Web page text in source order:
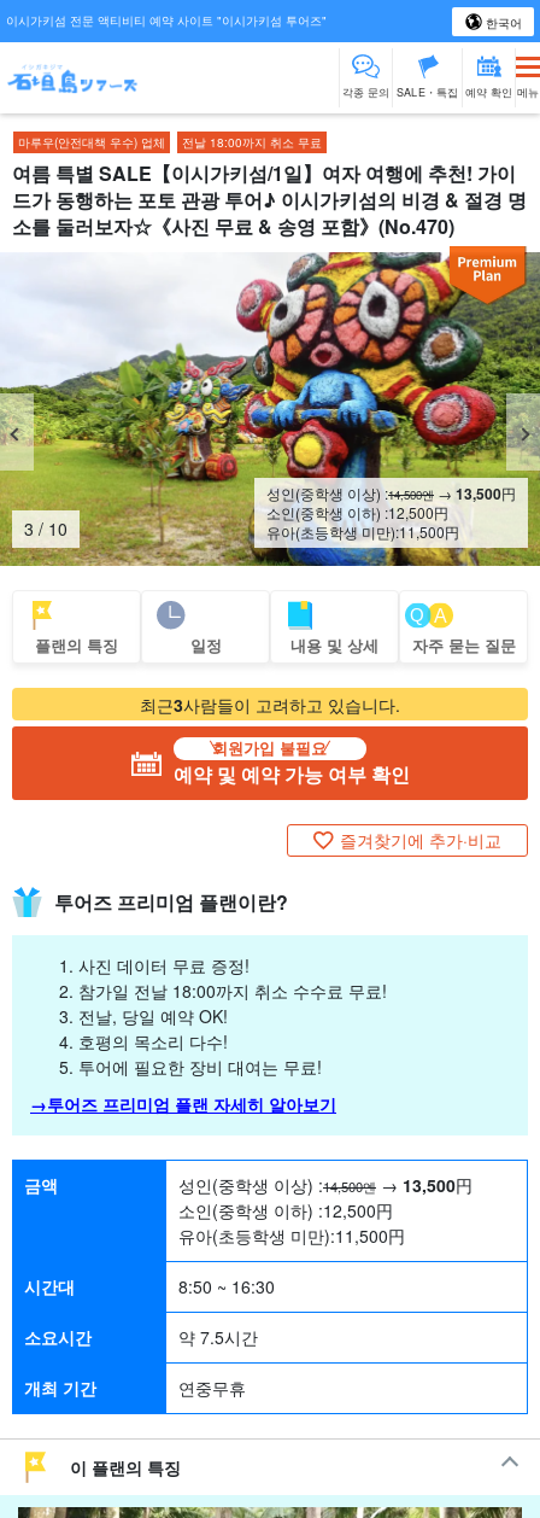
이시가키섬 전문 액티비티 예약 사이트 "이시가키섬 투어즈" 한국어
각종 문의 SALE・특집 예약 확인 메뉴
마루우(안전대책 우수) 업체 전날 18:00까지 취소 무료
여름 특별 SALE【이시가키섬/1일】여자 여행에 추천! 가이
드가 동행하는 포토 관광 투어♪ 이시가키섬의 비경 & 절경 명
소를 둘러보자☆《사진 무료 & 송영 포함》(No.470)
4 / 10
성인(중학생 이상) :14,500엔 → 13,500円
소인(중학생 이하) :12,500円
유아(초등학생 미만):11,500円
플랜의 특징 일정 내용 및 상세 자주 묻는 질문
최근3사람들이 고려하고 있습니다.
회원가입 불필요
예약 및 예약 가능 여부 확인
즐겨찾기에 추가·비교
투어즈 프리미엄 플랜이란?
사진 데이터 무료 증정!
참가일 전날 18:00까지 취소 수수료 무료!
전날, 당일 예약 OK!
호평의 목소리 다수!
투어에 필요한 장비 대여는 무료!
→투어즈 프리미엄 플랜 자세히 알아보기
금액 성인(중학생 이상) :14,500엔 → 13,500円
소인(중학생 이하) :12,500円
유아(초등학생 미만):11,500円
시간대 8:50 ~ 16:30
소요시간 약 7.5시간
개최 기간 연중무휴
이 플랜의 특징